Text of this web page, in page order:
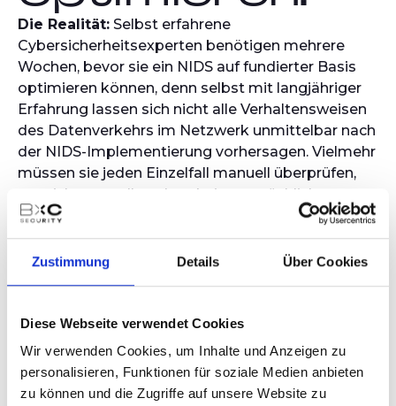
Zustimmung Details Über Cookies
Diese Webseite verwendet Cookies
Wir verwenden Cookies, um Inhalte und Anzeigen zu
personalisieren, Funktionen für soziale Medien anbieten
zu können und die Zugriffe auf unsere Website zu
Die Realität: Selbst erfahrene
Cybersicherheitsexperten benötigen mehrere
Wochen, bevor sie ein NIDS auf fundierter Basis
optimieren können, denn selbst mit langjähriger
Erfahrung lassen sich nicht alle Verhaltensweisen
des Datenverkehrs im Netzwerk unmittelbar nach
der NIDS-Implementierung vorhersagen. Vielmehr
müssen sie jeden Einzelfall manuell überprüfen,
um sicherzustellen, dass keine tatsächlichen
Bedrohungen vom System unerkannt bleiben. Die
meisten NIDS-Projekte sollten deshalb eine ca.
30- bis 60-tätige Baseline-Phase einplanen, um
5. „Ein NIDS
blockiert